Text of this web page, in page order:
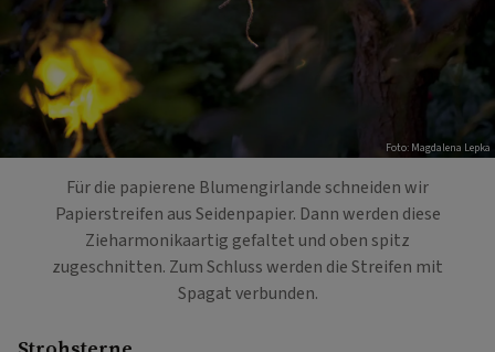
Foto: Magdalena Lepka
Für die papierene Blumengirlande schneiden wir
Papierstreifen aus Seidenpapier. Dann werden diese
Zieharmonikaartig gefaltet und oben spitz
zugeschnitten. Zum Schluss werden die Streifen mit
Spagat verbunden.